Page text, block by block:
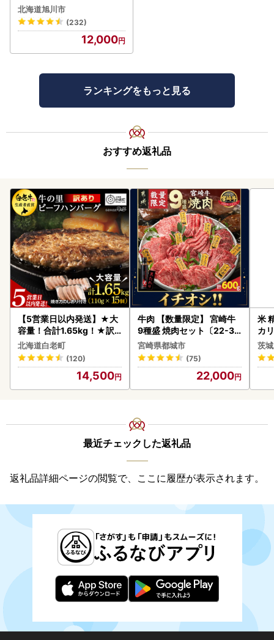
026年7月中旬から発送開始
) | メロン_02061
北海道旭川市
(232)
12,000
ランキングをもっと見る
おすすめ返礼品
【5営業日以内発送】★大
容量！合計1.65kg！★訳
あり・牛の里ビーフハンバ
ーグ(110ｇ5枚入）×3 AG
058
北海道白老町
(120)
14,500
牛肉 【数量限定】 宮崎牛
9種盛 焼肉セット〔22-31
-006-600g〕都城 イチオ
シ!! 牛肉
宮崎県都城市
(75)
22,000
米
カ
茨
最近チェックした返礼品
返礼品詳細ページの閲覧で、ここに履歴が表示されます。